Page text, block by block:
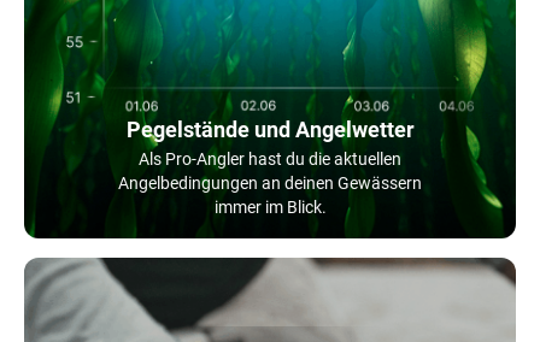
Pegelstände und Angelwetter
Als Pro-Angler hast du die aktuellen
Angelbedingungen an deinen Gewässern
immer im Blick.